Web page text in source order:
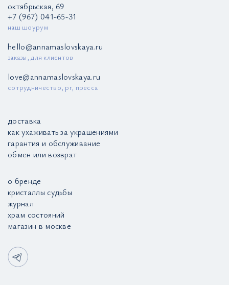
октябрьская, 69
+7 (967) 041-65-31
наш шоурум
hello@annamaslovskaya.ru
заказы, для клиентов
love@annamaslovskaya.ru
сотрудничество, pr, пресса
доставка
как ухаживать за украшениями
гарантия и обслуживание
обмен или возврат
о бренде
кристаллы судьбы
журнал
храм состояний
магазин в москве